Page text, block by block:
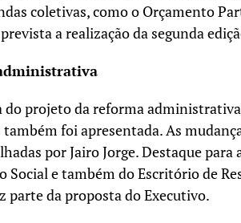
coletivas, como o Orçamento
a realização da segunda
projeto da reforma administrativa
também foi apresentada. As
por Jairo Jorge. Destaque
Social e também do Escritório de
parte da proposta do Executivo.